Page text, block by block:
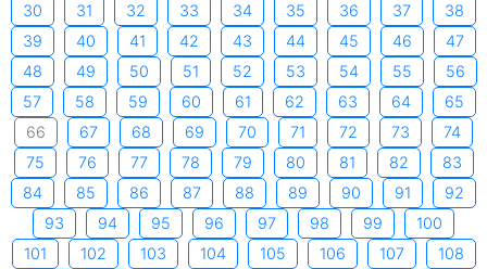
30
31 32 33 34 35 36 37
38
39
40 41 42 43 44 45 46
47
48
49 50 51 52 53 54 55
56
57
58 59 60 61 62 63 64
65
66
67 68 69 70 71 72 73
74
75
76 77 78 79 80 81 82
83
84
85 86 87 88 89 90 91
92
93
94 95 96 97 98 99
100
101
102 103 104 105 106 107
108